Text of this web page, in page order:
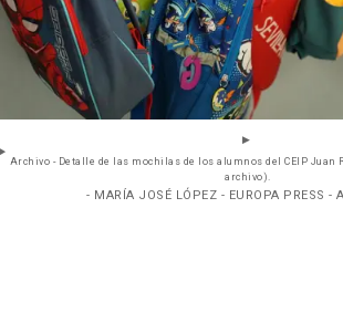
Archivo - Detalle de las mochilas de los alumnos del CEIP Juan
archivo).
- MARÍA JOSÉ LÓPEZ - EUROPA PRESS -